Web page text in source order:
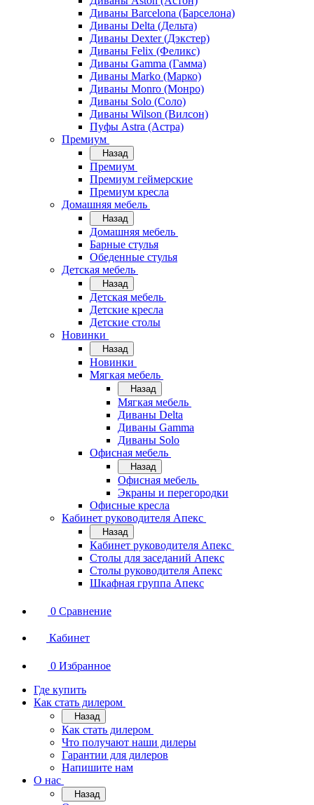
Диваны Barcelona (Барселона)
Диваны Delta (Дельта)
Диваны Dexter (Дэкстер)
Диваны Felix (Феликс)
Диваны Gamma (Гамма)
Диваны Marko (Марко)
Диваны Monro (Монро)
Диваны Solo (Соло)
Диваны Wilson (Вилсон)
Пуфы Astra (Астра)
Премиум
Назад
Премиум
Премиум геймерские
Премиум кресла
Домашняя мебель
Назад
Домашняя мебель
Барные стулья
Обеденные стулья
Детская мебель
Назад
Детская мебель
Детские кресла
Детские столы
Новинки
Назад
Новинки
Мягкая мебель
Назад
Мягкая мебель
Диваны Delta
Диваны Gamma
Диваны Solo
Офисная мебель
Назад
Офисная мебель
Экраны и перегородки
Офисные кресла
Кабинет руководителя Апекс
Назад
Кабинет руководителя Апекс
Столы для заседаний Апекс
Столы руководителя Апекс
Шкафная группа Апекс
0 Сравнение
Кабинет
0 Избранное
Где купить
Как стать дилером
Назад
Как стать дилером
Что получают наши дилеры
Гарантии для дилеров
Напишите нам
О нас
Назад